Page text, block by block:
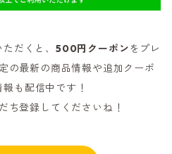
ただくと、500円クーポンをプレ
の最新の商品情報や追加クーポ
も配信中です！
ち登録してくださいね！